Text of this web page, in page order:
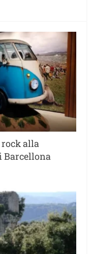
rock alla
Barcellona